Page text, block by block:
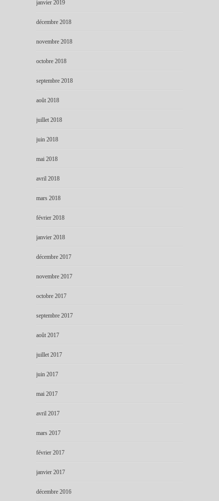
janvier 2019
décembre 2018
novembre 2018
octobre 2018
septembre 2018
août 2018
juillet 2018
juin 2018
mai 2018
avril 2018
mars 2018
février 2018
janvier 2018
décembre 2017
novembre 2017
octobre 2017
septembre 2017
août 2017
juillet 2017
juin 2017
mai 2017
avril 2017
mars 2017
février 2017
janvier 2017
décembre 2016